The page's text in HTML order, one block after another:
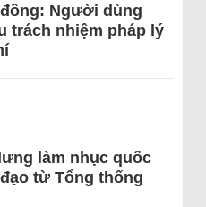
Người dùng
trách nhiệm pháp lý
làm nhục quốc
từ Tổng thống